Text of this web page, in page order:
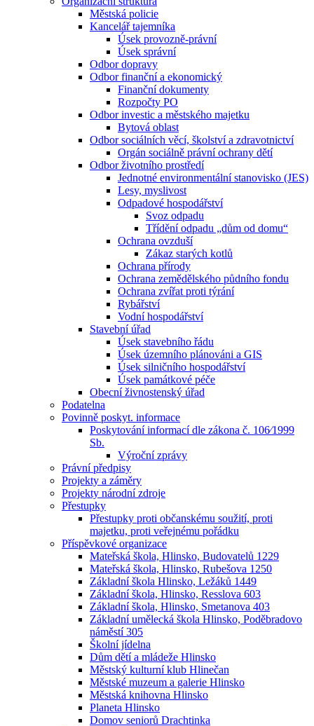
Městská policie
Kancelář tajemníka
Úsek provozně-právní
Úsek správní
Odbor dopravy
Odbor finanční a ekonomický
Finanční dokumenty
Rozpočty PO
Odbor investic a městského majetku
Bytová oblast
Odbor sociálních věcí, školství a zdravotnictví
Orgán sociálně právní ochrany dětí
Odbor životního prostředí
Jednotné environmentální stanovisko (JES)
Lesy, myslivost
Odpadové hospodářství
Svoz odpadu
Třídění odpadu „dům od domu“
Ochrana ovzduší
Zákaz starých kotlů
Ochrana přírody
Ochrana zemědělského půdního fondu
Ochrana zvířat proti týrání
Rybářství
Vodní hospodářství
Stavební úřad
Úsek stavebního řádu
Úsek územního plánováni a GIS
Úsek silničního hospodářství
Úsek památkové péče
Obecní živnostenský úřad
Podatelna
Povinně poskyt. informace
Poskytování informací dle zákona č. 106⁄1999
Sb.
Výroční zprávy
Právní předpisy
Projekty a záměry
Projekty národní zdroje
Přestupky
Přestupky proti občanskému soužití, proti
majetku, proti veřejnému pořádku
Příspěvkové organizace
Mateřská škola, Hlinsko, Budovatelů 1229
Mateřská škola, Hlinsko, Rubešova 1250
Základní škola Hlinsko, Ležáků 1449
Základní škola, Hlinsko, Resslova 603
Základní škola, Hlinsko, Smetanova 403
Základní umělecká škola Hlinsko, Poděbradovo
náměstí 305
Školní jídelna
Dům dětí a mládeže Hlinsko
Městský kulturní klub Hlinečan
Městské muzeum a galerie Hlinsko
Městská knihovna Hlinsko
Planeta Hlinsko
Domov seniorů Drachtinka